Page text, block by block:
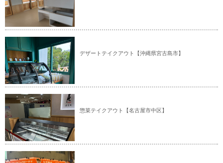
デザートテイクアウト【沖縄県宮古島市】
惣菜テイクアウト【名古屋市中区】